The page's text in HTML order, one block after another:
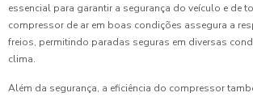
essencial para garantir a segurança do veículo e de
compressor de ar em boas condições assegura a
freios, permitindo paradas seguras em diversas
clima.
Além da segurança, a eficiência do compressor